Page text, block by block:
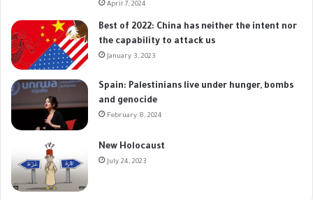
April 7, 2024
Best of 2022: China has neither the intent nor
the capability to attack us
January 3, 2023
Spain: Palestinians live under hunger, bombs
and genocide
February 8, 2024
New Holocaust
July 24, 2023